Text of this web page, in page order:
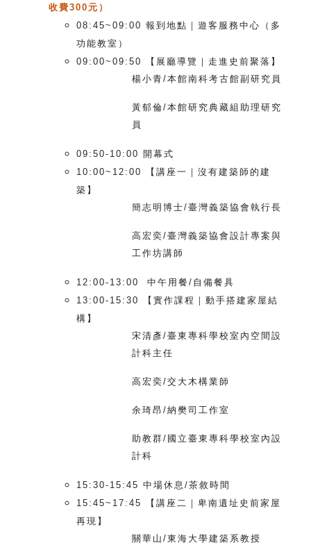
收費300元）
08:45~09:00 報到地點｜遊客服務中心（多
功能教室）
09:00~09:50
【展廳導覽｜走進史前聚落】
楊小青/本館南科考古館副研究員
黃郁倫/本館研究典藏組助理研究
員
09:50-10:00 開幕式
10:00~12:00
【講座一｜沒有建築師的建
築】
簡志明博士/臺灣義築協會執行長
高宏奕/臺灣義築協會設計專案與
工作坊講師
12:00-13:00 中午用餐/自備餐具
13:00-15:30
【實作課程｜動手搭建家屋結
構】
宋清彥/臺東專科學校室內空間設
計科主任
高宏奕/交大木構業師
余琦昂/納樊司工作室
助教群/國立臺東專科學校室內設
計科
15:30-15:45 中場休息/茶敘時間
15:45~17:45
【講座二｜卑南遺址史前家屋
再現】
關華山/東海大學建築系教授